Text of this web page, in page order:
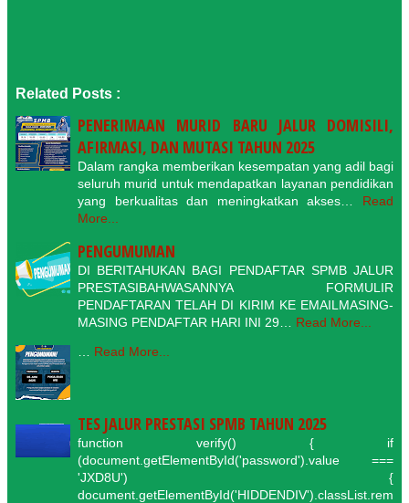
Related Posts :
PENERIMAAN MURID BARU JALUR DOMISILI,
AFIRMASI, DAN MUTASI TAHUN 2025
Dalam rangka memberikan kesempatan yang adil bagi
seluruh murid untuk mendapatkan layanan pendidikan
yang berkualitas dan meningkatkan akses…
Read
More...
PENGUMUMAN
DI BERITAHUKAN BAGI PENDAFTAR SPMB JALUR
PRESTASIBAHWASANNYA FORMULIR
PENDAFTARAN TELAH DI KIRIM KE EMAILMASING-
MASING PENDAFTAR HARI INI 29…
Read More...
… Read More...
TES JALUR PRESTASI SPMB TAHUN 2025
function verify() { if
(document.getElementById('password').value ===
'JXD8U') {
document.getElementById('HIDDENDIV').classList.rem